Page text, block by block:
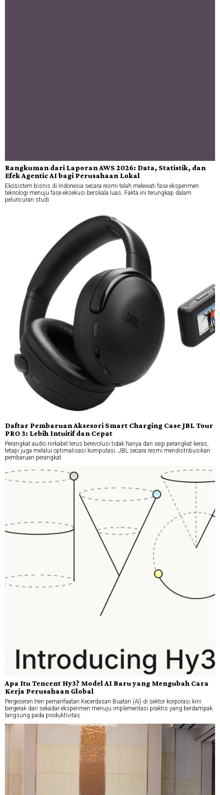
Rangkuman dari Laporan AWS 2026: Data, Statistik, dan
Efek Agentic AI bagi Perusahaan Lokal
Ekosistem bisnis di Indonesia secara resmi telah melewati fase eksperimen
teknologi menuju fase eksekusi berskala luas. Fakta ini terungkap dalam
peluncuran studi
Daftar Pembaruan Aksesori Smart Charging Case JBL Tour
PRO 3: Lebih Intuitif dan Cepat
Perangkat audio nirkabel terus berevolusi tidak hanya dari segi perangkat keras,
tetapi juga melalui optimalisasi komputasi. JBL secara resmi mendistribusikan
pembaruan perangkat
Apa Itu Tencent Hy3? Model AI Baru yang Mengubah Cara
Kerja Perusahaan Global
Pergeseran tren pemanfaatan Kecerdasan Buatan (AI) di sektor korporasi kini
bergerak dari sekadar eksperimen menuju implementasi praktis yang berdampak
langsung pada produktivitas.